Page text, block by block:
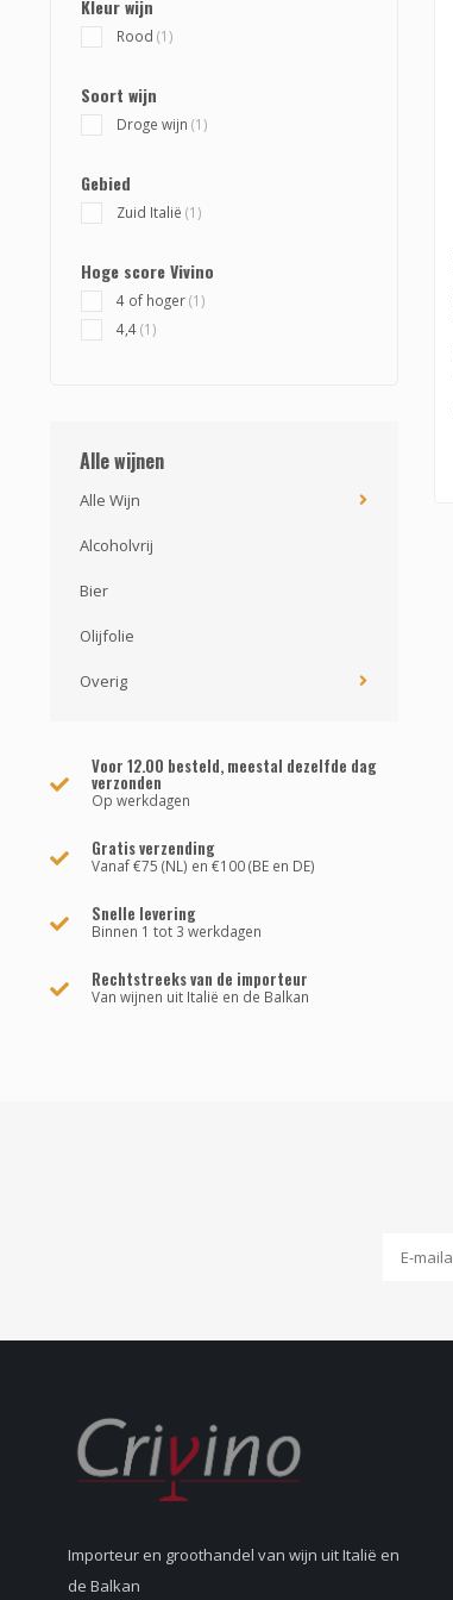
Kleur wijn
Rood (1)
Soort wijn
Droge wijn (1)
Gebied
Zuid Italië (1)
Hoge score Vivino
4 of hoger(1)
4,4(1)
Alle wijnen
Alle Wijn
Alcoholvrij
Bier
Olijfolie
Overig
Voor 12.00 besteld, meestal dezelfde dag
verzonden
Op werkdagen
Gratis verzending
Vanaf €75 (NL) en €100 (BE en DE)
Snelle levering
Binnen 1 tot 3 werkdagen
Rechtstreeks van de importeur
Van wijnen uit Italië en de Balkan
Importeur en groothandel van wijn uit Italië en
de Balkan